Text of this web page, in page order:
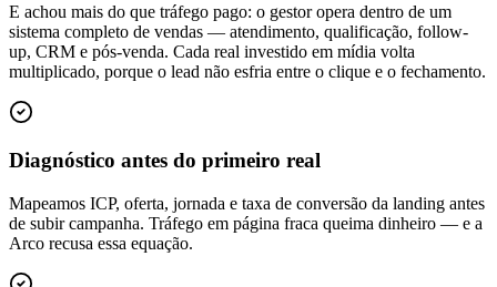
E achou mais do que tráfego pago: o gestor opera dentro de um
sistema completo de vendas — atendimento, qualificação, follow-
up, CRM e pós-venda. Cada real investido em mídia volta
multiplicado, porque o lead não esfria entre o clique e o fechamento.
Diagnóstico antes do primeiro real
Mapeamos ICP, oferta, jornada e taxa de conversão da landing antes
de subir campanha. Tráfego em página fraca queima dinheiro — e a
Arco recusa essa equação.